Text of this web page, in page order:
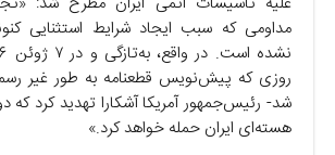
مداومی که سبب ایجاد شرایط استثنایی
روزی که پیش‌نویس قطعنامه به طور غیر
شد- رئیس‌جمهور آمریکا آشکارا تهدید کرد که
هسته‌ای ایران حمله خواهد کرد.»